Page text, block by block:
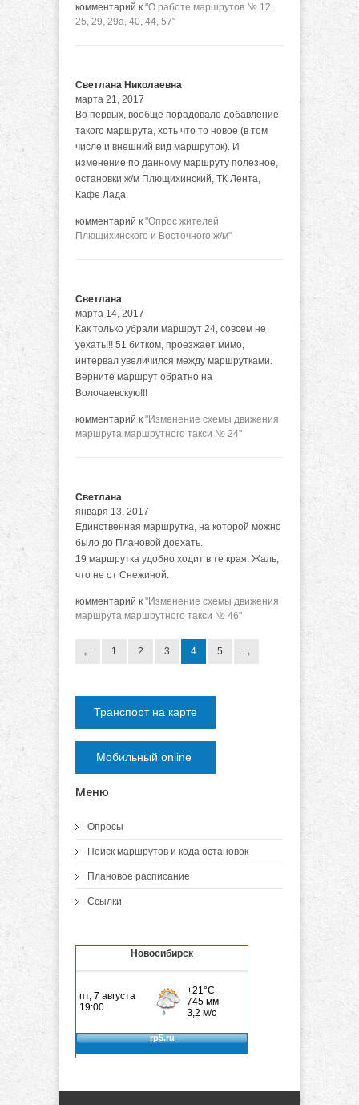
комментарий к "О работе маршрутов № 12,
25, 29, 29а, 40, 44, 57"
Светлана Николаевна
марта 21, 2017
Во первых, вообще порадовало добавление
такого маршрута, хоть что то новое (в том
числе и внешний вид маршруток). И
изменение по данному маршруту полезное,
остановки ж/м Плющихинский, ТК Лента,
Кафе Лада.
комментарий к "Опрос жителей
Плющихинского и Восточного ж/м"
Светлана
марта 14, 2017
Как только убрали маршрут 24, совсем не
уехать!!! 51 битком, проезжает мимо,
интервал увеличился между маршрутками.
Верните маршрут обратно на
Волочаевскую!!!
комментарий к "Изменение схемы движения
маршрута маршрутного такси № 24"
Светлана
января 13, 2017
Единственная маршрутка, на которой можно
было до Плановой доехать.
19 маршрутка удобно ходит в те края. Жаль,
что не от Снежиной.
комментарий к "Изменение схемы движения
маршрута маршрутного такси № 46"
1 2 3 4 5
Транспорт на карте
Мобильный online
Меню
Опросы
Поиск маршрутов и кода остановок
Плановое расписание
Ссылки
Новосибирск